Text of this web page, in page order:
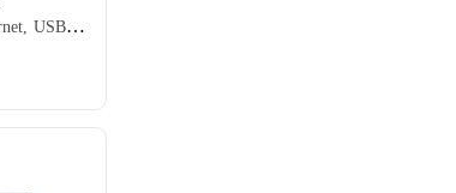
Stereoreceiver, Ethernet, USB, HDMI, Koaksialindgang, Optisk indgang, Phono-indgang, Pre-out, Subwooferudgang, Spotify Connect, Tidal, Deezer, TuneIn, Apple AirPlay 2, Amazon Music, Bluetooth, Understøttelse af internetradio